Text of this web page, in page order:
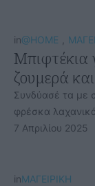
in@HOME
Μπιφτέκια
ζουμερά
Συνδύασέ τα με
φρέσκα
7 Απριλίου 2025
inΜΑΓΕΙΡΙΚΗ